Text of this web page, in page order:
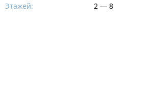
Этажей:
2 — 8